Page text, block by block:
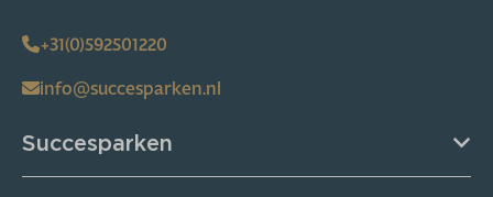
+31(0)592501220
info@succesparken.nl
Succesparken